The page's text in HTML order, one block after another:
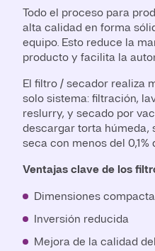
Todo el proceso para
alta calidad en forma
equipo. Esto reduce la
producto y facilita la
El filtro / secador realiza
solo sistema: filtración,
reslurry, y secado por
descargar torta húmeda,
seca con menos del 0,1
Ventajas clave de los
Dimensiones
Inversión reducida
Mejora de la calidad